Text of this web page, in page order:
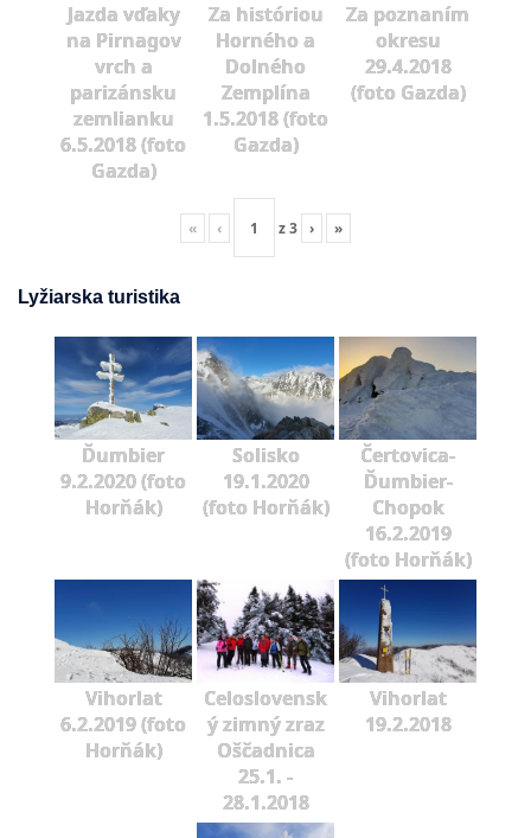
Jazda vďaky
na Pirnagov
vrch a
parizánsku
zemlianku
6.5.2018 (foto
Gazda)
Za históriou
Horného a
Dolného
Zemplína
1.5.2018 (foto
Gazda)
Za poznaním
okresu
29.4.2018
(foto Gazda)
« ‹ z3 › »
Lyžiarska turistika
Ďumbier
9.2.2020 (foto
Horňák)
Solisko
19.1.2020
(foto Horňák)
Čertovica-
Ďumbier-
Chopok
16.2.2019
(foto Horňák)
Vihorlat
6.2.2019 (foto
Horňák)
Celoslovensk
ý zimný zraz
Oščadnica
25.1. -
28.1.2018
Vihorlat
19.2.2018